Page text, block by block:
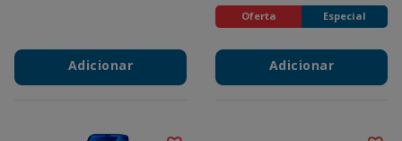
Adicionar
Oferta Especial
Adicionar